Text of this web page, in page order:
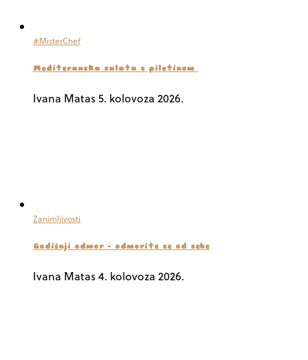
#MisterChef
Mediteranska salata s piletinom
Ivana Matas5. kolovoza 2026.
Zanimljivosti
Godišnji odmor – odmorite se od sebe
Ivana Matas4. kolovoza 2026.